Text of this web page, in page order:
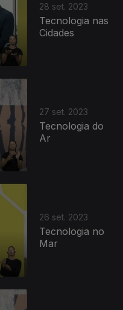
28 set. 2023
Tecnologia nas
Cidades
27 set. 2023
Tecnologia do
Ar
26 set. 2023
Tecnologia no
Mar